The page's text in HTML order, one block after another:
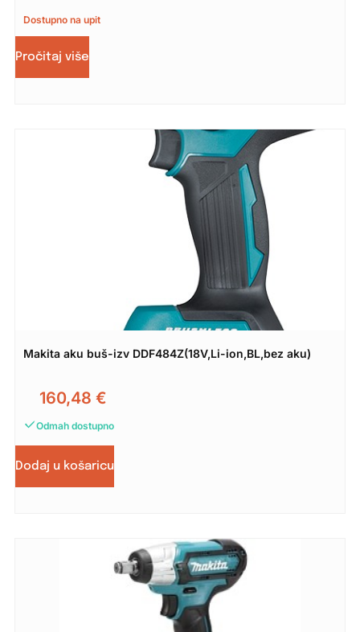
Dostupno na upit
Pročitaj više
Makita aku buš-izv DDF484Z(18V,Li-ion,BL,bez aku)
160,48 €
Odmah dostupno
Dodaj u košaricu